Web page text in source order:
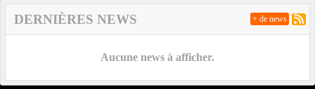
DERNIÈRES NEWS
Aucune news à afficher.
+ de news